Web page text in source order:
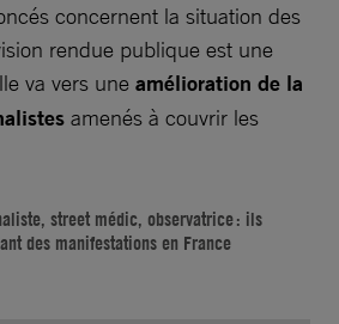
concernent la situation des
rendue publique est une
va vers une amélioration de la
amenés à couvrir les
street médic, observatrice : ils
des manifestations en France